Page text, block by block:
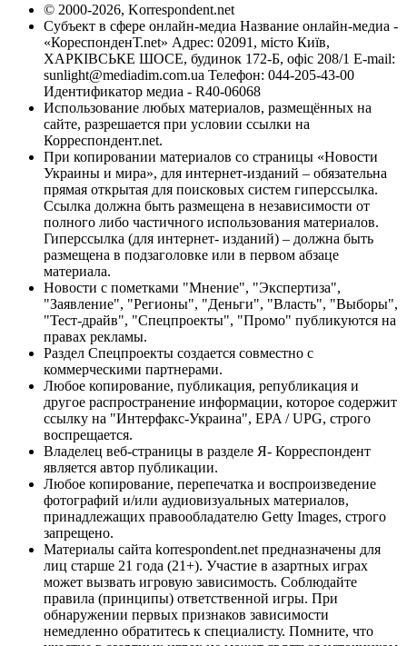
© 2000-2026, Korrespondent.net
Субъект в сфере онлайн-медиа Название онлайн-медиа -
«КореспонденТ.net» Адрес: 02091, місто Київ,
ХАРКІВСЬКЕ ШОСЕ, будинок 172-Б, офіс 208/1 E-mail:
sunlight@mediadim.com.ua Телефон: 044-205-43-00
Идентификатор медиа - R40-06068
Использование любых материалов, размещённых на
сайте, разрешается при условии ссылки на
Корреспондент.net.
При копировании материалов со страницы «Новости
Украины и мира», для интернет-изданий – обязательна
прямая открытая для поисковых систем гиперссылка.
Ссылка должна быть размещена в независимости от
полного либо частичного использования материалов.
Гиперссылка (для интернет- изданий) – должна быть
размещена в подзаголовке или в первом абзаце
материала.
Новости с пометками "Мнение", "Экспертиза",
"Заявление", "Регионы", "Деньги", "Власть", "Выборы",
"Тест-драйв", "Спецпроекты", "Промо" публикуются на
правах рекламы.
Раздел Спецпроекты создается совместно с
коммерческими партнерами.
Любое копирование, публикация, републикация и
другое распространение информации, которое содержит
ссылку на "Интерфакс-Украина", EPA / UPG, строго
воспрещается.
Владелец веб-страницы в разделе Я- Корреспондент
является автор публикации.
Любое копирование, перепечатка и воспроизведение
фотографий и/или аудиовизуальных материалов,
принадлежащих правообладателю Getty Images, строго
запрещено.
Материалы сайта korrespondent.net предназначены для
лиц старше 21 года (21+). Участие в азартных играх
может вызвать игровую зависимость. Соблюдайте
правила (принципы) ответственной игры. При
обнаружении первых признаков зависимости
немедленно обратитесь к специалисту. Помните, что